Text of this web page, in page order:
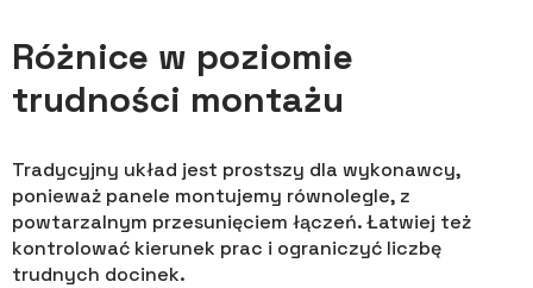
Różnice w poziomie
trudności montażu
Tradycyjny układ jest prostszy dla wykonawcy,
ponieważ panele montujemy równolegle, z
powtarzalnym przesunięciem łączeń. Łatwiej też
kontrolować kierunek prac i ograniczyć liczbę
trudnych docinek.